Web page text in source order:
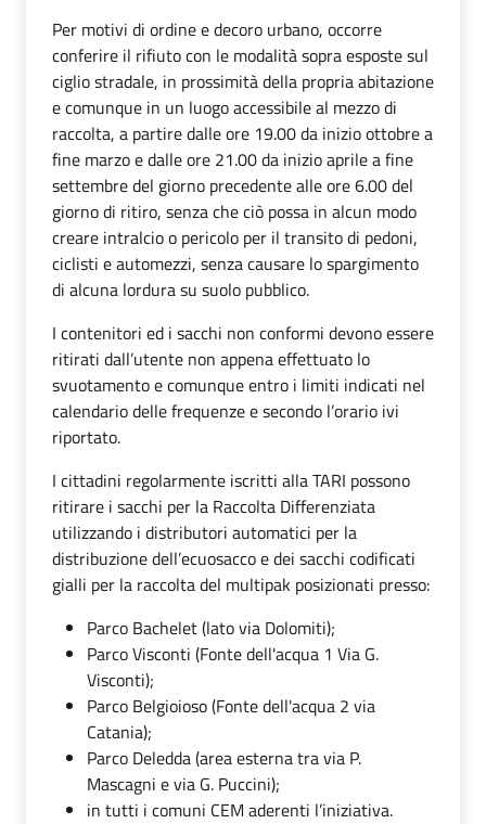
Per motivi di ordine e decoro urbano, occorre
conferire il rifiuto con le modalità sopra esposte sul
ciglio stradale, in prossimità della propria abitazione
e comunque in un luogo accessibile al mezzo di
raccolta, a partire dalle ore 19.00 da inizio ottobre a
fine marzo e dalle ore 21.00 da inizio aprile a fine
settembre del giorno precedente alle ore 6.00 del
giorno di ritiro, senza che ciò possa in alcun modo
creare intralcio o pericolo per il transito di pedoni,
ciclisti e automezzi, senza causare lo spargimento
di alcuna lordura su suolo pubblico.
I contenitori ed i sacchi non conformi devono essere
ritirati dall’utente non appena effettuato lo
svuotamento e comunque entro i limiti indicati nel
calendario delle frequenze e secondo l’orario ivi
riportato.
I cittadini regolarmente iscritti alla TARI possono
ritirare i sacchi per la Raccolta Differenziata
utilizzando i distributori automatici per la
distribuzione dell’ecuosacco e dei sacchi codificati
gialli per la raccolta del multipak posizionati presso:
Parco Bachelet (lato via Dolomiti);
Parco Visconti (Fonte dell'acqua 1 Via G.
Visconti);
Parco Belgioioso (Fonte dell'acqua 2 via
Catania);
Parco Deledda (area esterna tra via P.
Mascagni e via G. Puccini);
in tutti i comuni CEM aderenti l’iniziativa.